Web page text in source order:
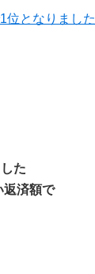
位となりました
た
返済額で